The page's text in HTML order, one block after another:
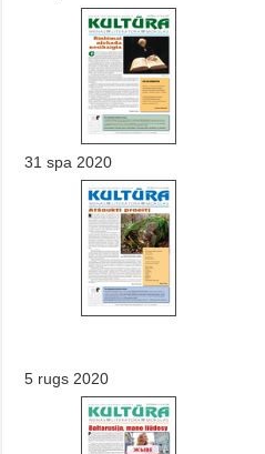
31 spa 2020
5 rugs 2020